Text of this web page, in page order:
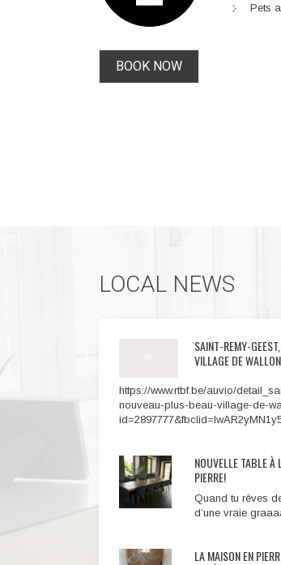
Pets
BOOK NOW
LOCAL NEWS
SAINT-REMY-
VILLAGE DE
https://www.rtbf.be/auvio/
nouveau-plus-beau-village-de-
NOUVELLE TABLE À
PIERRE!
Quand tu rêves
d’une vraie
LA MAISON EN